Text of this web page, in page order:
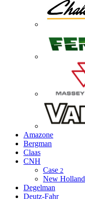
Amazone
Bergman
Claas
CNH
Case 2
New Holland
Degelman
Deutz-Fahr